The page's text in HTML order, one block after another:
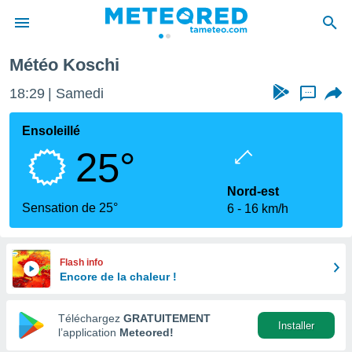
de
en
Météo Koschi
18:29 Samedi ...
Ensoleillé
25°
Sensation de 25°
Nord-est
6
16 km/h
Flash info
Encore de la chaleur !
Téléchargez GRATUITEMENT
l’application Meteored!
Installer